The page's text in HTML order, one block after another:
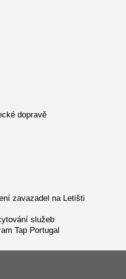
dopravě
zavazadel na Letišti
služeb
Tap Portugal